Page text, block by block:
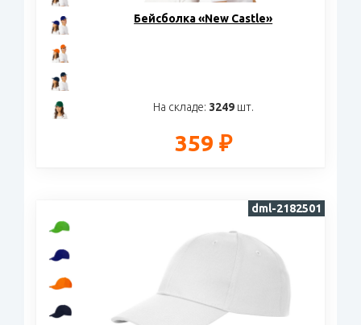
Бейсболка «New Castle»
На складе: 3249шт.
359 ₽
dml-2182501